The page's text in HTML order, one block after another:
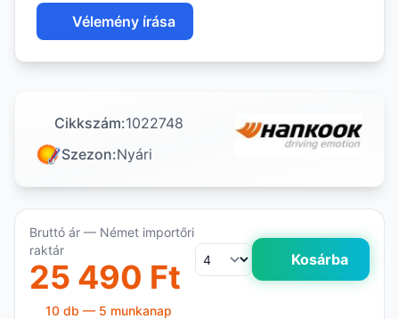
Vélemény írása
Cikkszám:1022748
Szezon:Nyári
Bruttó ár — Német importőri
raktár
25 490 Ft Kosárba
10 db — 5 munkanap